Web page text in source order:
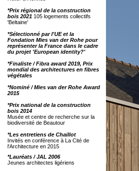
*Prix régional de la construction
bois 2021 105 logements collectifs
'Beltaine'
*Sélectionné par l'UE et la
Fondation Mies van der Rohe pour
représenter la France dans le cadre
du projet 'European identity?'
*Finaliste / Fibra award 2019, Prix
mondial des architectures en fibres
végétales
*Nominé / Mies van der Rohe Award
2015
*Prix national de la construction
bois 2014
Musée et centre de recherche sur la
biodiversité de Beautour
*Les entretiens de Chaillot
Invités en conférence à La Cité de
l'Architecture en 2015
*Lauréats / JAL 2006
Jeunes architectes ligériens